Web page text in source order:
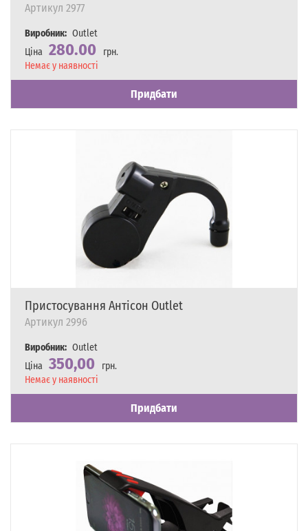
Артикул 2977
Виробник: Outlet
Ціна 280.00
грн.
Наявність
Немає у наявності
Придбати
Пристосування Антісон Outlet
Артикул 2996
Виробник: Outlet
Ціна 350,00
грн.
Наявність
Немає у наявності
Придбати